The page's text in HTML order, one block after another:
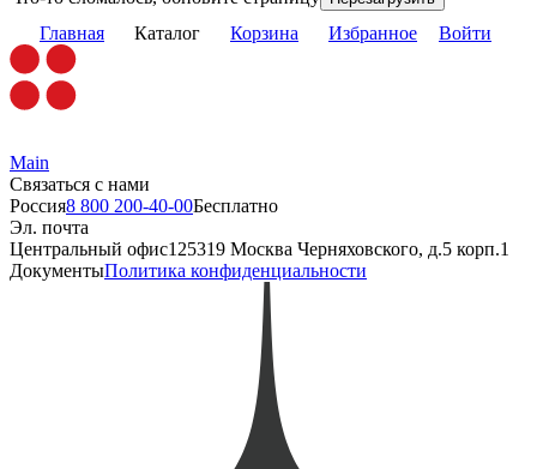
Главная Каталог Корзина Избранное Войти
Main
Связаться с нами
Россия8 800 200-40-00Бесплатно
Эл. почта
Центральный офис125319 Москва Черняховского, д.5 корп.1
ДокументыПолитика конфиденциальности